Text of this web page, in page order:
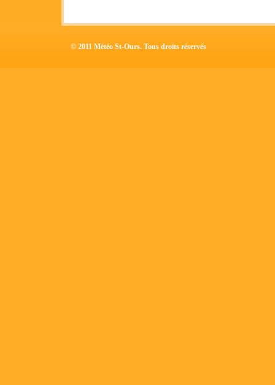
© 2011 Météo St-Ours. Tous droits réservés